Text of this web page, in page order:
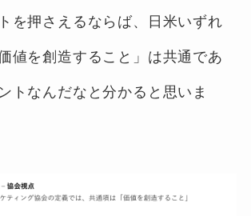
を押さえるならば、日米いずれ
値を創造すること」は共通であ
トなんだなと分かると思いま